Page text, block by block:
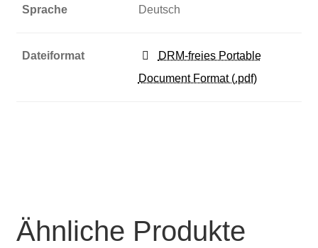
Sprache Deutsch
Dateiformat
DRM-freies Portable
Document Format (.pdf)
Ähnliche Produkte